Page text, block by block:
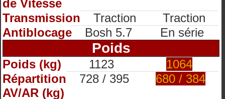
de Vitesse
Transmission Traction
Traction
Antiblocage
Bosh 5.7 En série
Poids
Poids (kg) 1123
1064
Répartition
AV/AR (kg)
728 / 395 680 / 384